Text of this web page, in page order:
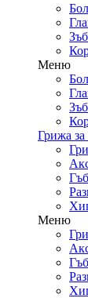
Меню
Грижа за
Меню